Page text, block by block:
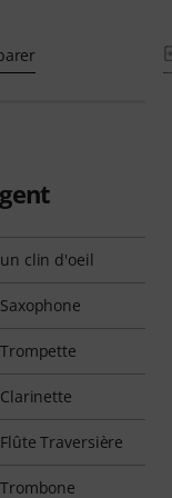
un clin d'oeil
Traversière